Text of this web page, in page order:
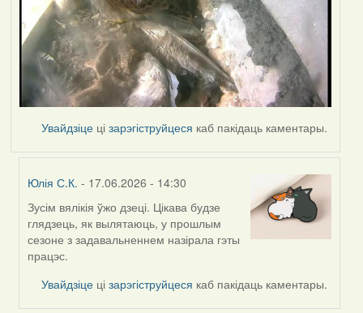
Увайдзіце цізарэгіструйцеся каб пакідаць каментары.
Юлія С.К. - 17.06.2026 - 14:30
In
reply
to
by
Harrier
Зусім вялікія ўжо дзеці. Цікава будзе
глядзець, як вылятаюць, у прошлым
сезоне з задавальненнем назірала гэты
працэс.
Увайдзіце цізарэгіструйцеся каб пакідаць каментары.